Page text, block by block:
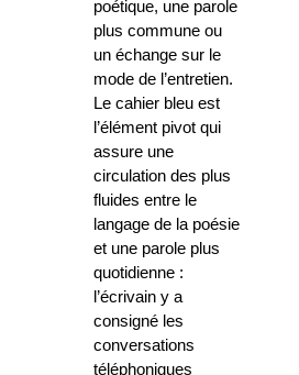
poétique, une parole
plus commune ou
un échange sur le
mode de l’entretien.
Le cahier bleu est
l’élément pivot qui
assure une
circulation des plus
fluides entre le
langage de la poésie
et une parole plus
quotidienne :
l’écrivain y a
consigné les
conversations
téléphoniques